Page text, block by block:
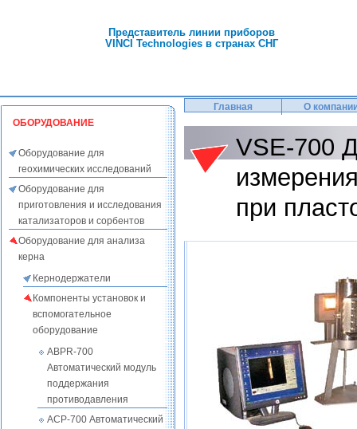
Представитель линии приборов
VINCI Technologies в странах СНГ
ОБОРУДОВАНИЕ
Оборудование для
геохимических исследований
Оборудование для
приготовления и исследования
катализаторов и сорбентов
Оборудование для анализа
керна
Кернодержатели
Компоненты установок и
вспомогательное
оборудование
ABPR-700
Автоматический модуль
поддержания
противодавления
ACP-700 Автоматический
Главная О
VSE-700
при